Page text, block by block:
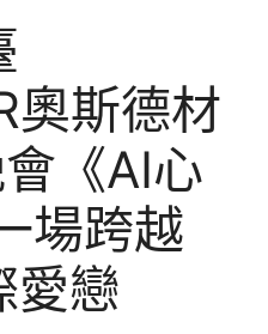
奧斯德材
《AI心
場跨越
愛戀